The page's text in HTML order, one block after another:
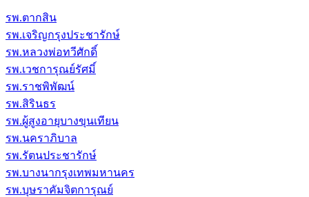
รพ.ตากสิน
รพ.เจริญกรุงประชารักษ์
รพ.หลวงพ่อทวีศักดิ์
รพ.เวชการุณย์รัศมิ์
รพ.ราชพิพัฒน์
รพ.สิรินธร
รพ.ผู้สูงอายุบางขุนเทียน
รพ.นคราภิบาล
รพ.รัตนประชารักษ์
รพ.บางนากรุงเทพมหานคร
รพ.บุษราคัมจิตการุณย์